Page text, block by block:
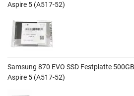
Aspire 5 (A517-52)
Samsung 870 EVO SSD Festplatte
Aspire 5 (A517-52)